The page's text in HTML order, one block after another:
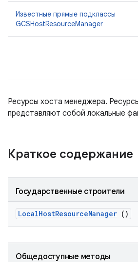
Известные прямые подклассы
GCSHostResourceManager
Ресурсы хоста менеджера.
представляют собой локальные
Краткое содержание
Государственные строители
LocalHostResourceManager ()
Общедоступные методы